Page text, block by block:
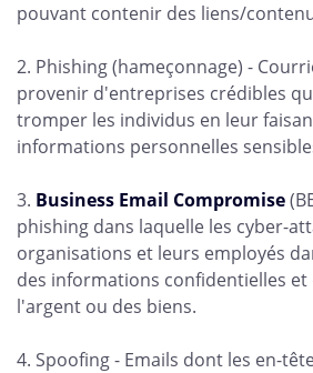
pouvant contenir des liens/
2. Phishing (hameçonnage) -
provenir d'entreprises crédibles
tromper les individus en leur
informations personnelles
3. Business Email Compromise
phishing dans laquelle les cyber-
organisations et leurs employés
des informations confidentielles
l'argent ou des biens.
4. Spoofing - Emails dont les en-